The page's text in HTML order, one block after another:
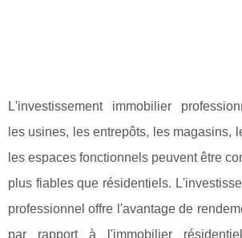
L'investissement immobilier
les usines, les entrepôts, les magasins,
les espaces fonctionnels peuvent être
plus fiables que résidentiels.
professionnel offre l'avantage de
par rapport à l'immobilier